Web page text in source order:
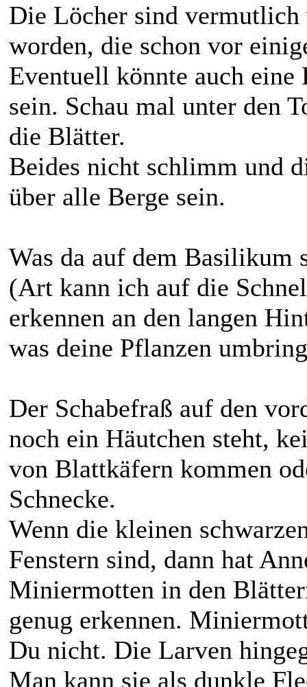
Die Löcher sind vermutlich
worden, die schon vor
Eventuell könnte auch eine
sein. Schau mal unter den
die Blätter.
Beides nicht schlimm und
über alle Berge sein.
Was da auf dem Basilikum
(Art kann ich auf die
erkennen an den langen
was deine Pflanzen
Der Schabefraß auf den
noch ein Häutchen steht,
von Blattkäfern kommen
Schnecke.
Wenn die kleinen
Fenstern sind, dann hat
Miniermotten in den
genug erkennen.
Du nicht. Die Larven
Man kann sie als dunkle